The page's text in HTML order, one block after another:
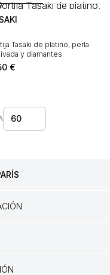
Tasaki de platino, perla
y diamantes
€
60